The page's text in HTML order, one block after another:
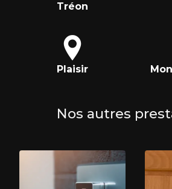
Tréon
Plaisir
Nos autres